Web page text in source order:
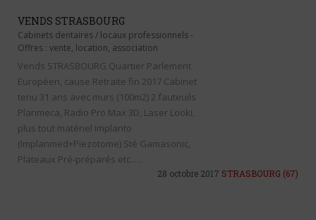
VENDS STRASBOURG
Cabinets dentaires / locaux professionnels -
Offres : vente, location, association
Vends STRASBOURG Quartier Parlement
Européen, cause Retraite fin 2017 Cabinet
tenu 31 ans avec murs (100m2) 2 fauteuils
Planmeca, Radio Pro Max 3D, Laser Looki,
plus tout matériel implanto
(Implanmed+Piezotome) Sté Gamasonic,
Plateaux Pré-préparés etc..…
28 octobre 2017 STRASBOURG (67)